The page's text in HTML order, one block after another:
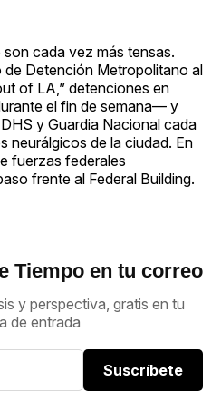
cada vez más tensas.
Detención Metropolitano al
of LA,” detenciones en
el fin de semana— y
y Guardia Nacional cada
neurálgicos de la ciudad. En
fuerzas federales
frente al Federal Building.
Tiempo en tu correo
y perspectiva, gratis en tu
de entrada
Suscríbete